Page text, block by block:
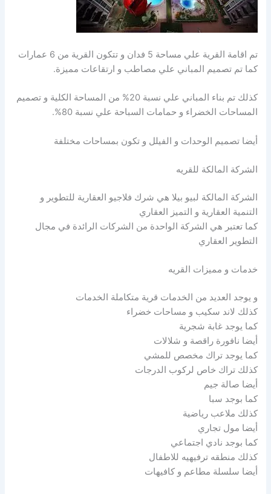
تم اقامة القرية علي مساحة 5 فدان و تتكون القرية من 6 عمارات
كما تم تصميم المباني علي مصاطب و ارتقاعات مميزة.
كذلك تم بناء المباني علي نسبة 20% من المساحة الكلية و تصميم
المساحات الخضراء و حمامات السباحة علي نسبة 80%.
أيضا تصميم الوحدات و الفيلل و تكون بمساحات مختلفة
الشركة المالكة للقريه
الشركة المالكة لبيو بيلا هي شرك فلاجيو العقارية للتطوير و
التنمية العقارية و التميز العقاري
كما تعتبر هي الشركة الواحدة من الشركات الرائدة في مجال
التطوير العقاري
خدمات و مميزات القريه
و يوجد العديد من الخدمات قرية متكاملة الخدمات
كذلك لاند سكيب و مساحات خضراء
كما يوجد غابة شجرية
أيضا نافورة راقصة و شلالات
كما يوجد تراك مخصص للمشي
كذلك تراك خاص لركوب الدرجات
أيضا صالة جيم
كما بوجد سبا
كذلك ملاعب رياضية
أيضا مول تجاري
كما بوجد نادي اجتماعي
كذلك منطقه ترفيهيه للاطفال
أيضا سلسلة مطاعم و كافيهات